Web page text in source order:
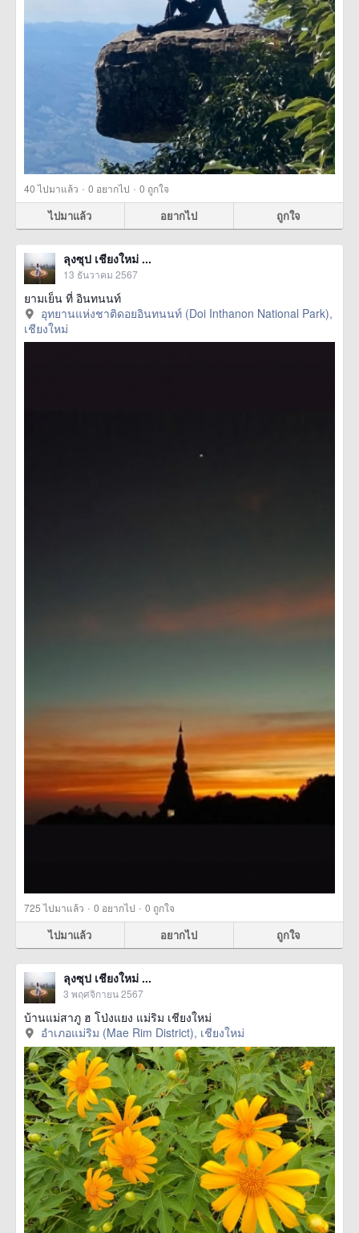
40ไปมาแล้ว · 0 อยากไป · 0 ถูกใจ
ไปมาแล้ว อยากไป ถูกใจ
ลุงซุป เชียงใหม่ ...
13 ธันวาคม 2567
ยามเย็น ที่ อินทนนท์
อุทยานแห่งชาติดอยอินทนนท์ (Doi Inthanon National Park),
เชียงใหม่
725ไปมาแล้ว · 0 อยากไป · 0 ถูกใจ
ไปมาแล้ว อยากไป ถูกใจ
ลุงซุป เชียงใหม่ ...
3 พฤศจิกายน 2567
บ้านแม่สาภู ฮ โป่งแยง แม่ริม เชียงใหม่
อำเภอแม่ริม (Mae Rim District), เชียงใหม่